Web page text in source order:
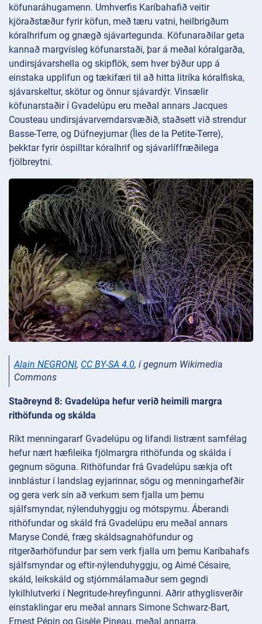
köfunaráhugamenn. Umhverfis Karíbahafið veitir
kjöraðstæður fyrir köfun, með tæru vatni, heilbrigðum
kóralhrifum og gnægð sjávartegunda. Köfunaraðilar geta
kannað margvísleg köfunarstaði, þar á meðal kóralgarða,
undirsjávarshella og skipflök, sem hver býður upp á
einstaka upplifun og tækifæri til að hitta litríka kóralfiska,
sjávarskeltur, skötur og önnur sjávardýr. Vinsælir
köfunarstaðir í Gvadelúpu eru meðal annars Jacques
Cousteau undirsjávarverndarsvæðið, staðsett við strendur
Basse-Terre, og Dúfneyjurnar (Îles de la Petite-Terre),
þekktar fyrir óspilltar kóralhrif og sjávarlíffræðilega
fjölbreytni.
Alain NEGRONI, CC BY-SA 4.0, í gegnum Wikimedia
Commons
Staðreynd 8: Gvadelúpa hefur verið heimili margra
rithöfunda og skálda
Ríkt menningararf Gvadelúpu og lifandi listrænt samfélag
hefur nært hæfileika fjölmargra rithöfunda og skálda í
gegnum söguna. Rithöfundar frá Gvadelúpu sækja oft
innblástur í landslag eyjarinnar, sögu og menningarhefðir
og gera verk sín að verkum sem fjalla um þemu
sjálfsmyndar, nýlenduhyggju og mótspyrnu. Áberandi
rithöfundar og skáld frá Gvadelúpu eru meðal annars
Maryse Condé, fræg skáldsagnahöfundur og
ritgerðarhöfundur þar sem verk fjalla um þemu Karíbahafs
sjálfsmyndar og eftir-nýlenduhyggju, og Aimé Césaire,
skáld, leikskáld og stjórnmálamaður sem gegndi
lykilhlutverki í Negritude-hreyfingunni. Aðrir athyglisverðir
einstaklingar eru meðal annars Simone Schwarz-Bart,
Ernest Pépin og Gisèle Pineau, meðal annarra.